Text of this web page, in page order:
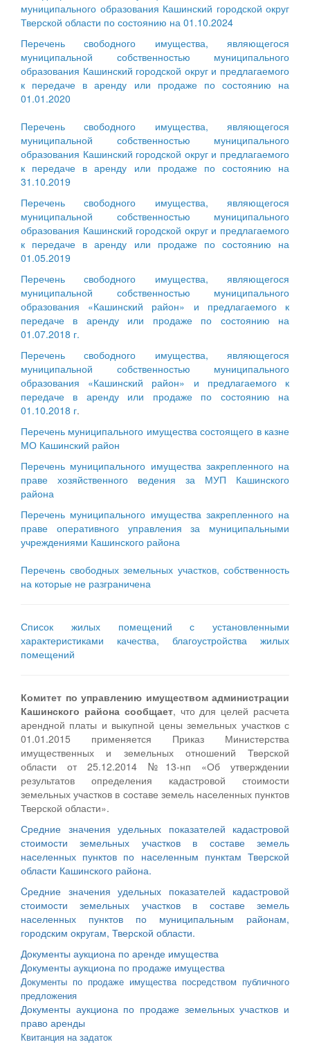
муниципального образования Кашинский городской округ
Тверской области по состоянию на 01.10.2024
Перечень свободного имущества, являющегося
муниципальной собственностью муниципального
образования Кашинский городской округ и предлагаемого
к передаче в аренду или продаже по состоянию на
01.01.2020
Перечень свободного имущества, являющегося
муниципальной собственностью муниципального
образования Кашинский городской округ и предлагаемого
к передаче в аренду или продаже по состоянию на
31.10.2019
Перечень свободного имущества, являющегося
муниципальной собственностью муниципального
образования Кашинский городской округ и предлагаемого
к передаче в аренду или продаже по состоянию на
01.05.2019
Перечень свободного имущества, являющегося
муниципальной собственностью муниципального
образования «Кашинский район» и предлагаемого к
передаче в аренду или продаже по состоянию на
01.07.2018 г.
Перечень свободного имущества, являющегося
муниципальной собственностью муниципального
образования «Кашинский район» и предлагаемого к
передаче в аренду или продаже по состоянию на
01.10.2018 г.
Перечень муниципального имущества состоящего в казне
МО Кашинский район
Перечень муниципального имущества закрепленного на
праве хозяйственного ведения за МУП Кашинского
района
Перечень муниципального имущества закрепленного на
праве оперативного управления за муниципальными
учреждениями Кашинского района
Перечень свободных земельных участков, собственность
на которые не разграничена
Список жилых помещений с установленными
характеристиками качества, благоустройства жилых
помещений
Комитет по управлению имуществом администрации
Кашинского района сообщает, что для целей расчета
арендной платы и выкупной цены земельных участков с
01.01.2015 применяется Приказ Министерства
имущественных и земельных отношений Тверской
области от 25.12.2014 №13-нп «Об утверждении
результатов определения кадастровой стоимости
земельных участков в составе земель населенных пунктов
Тверской области».
Средние значения удельных показателей кадастровой
стоимости земельных участков в составе земель
населенных пунктов по населенным пунктам Тверской
области Кашинского района.
Cредние значения удельных показателей кадастровой
стоимости земельных участков в составе земель
населенных пунктов по муниципальным районам,
городским округам, Тверской области.
Документы аукциона по аренде имущества
Документы аукциона по продаже имущества
Документы по продаже имущества посредством публичного
предложения
Документы аукциона по продаже земельных участков и
право аренды
Квитанция на задаток